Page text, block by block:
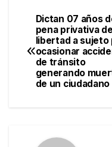
de
entradas
Dictan 07 años
pena privativa de
libertad a sujeto
ocasionar
de tránsito
generando
de un ciudadano